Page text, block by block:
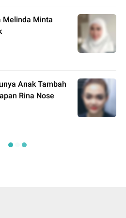
Melinda Minta
Anak Tambah
Rina Nose